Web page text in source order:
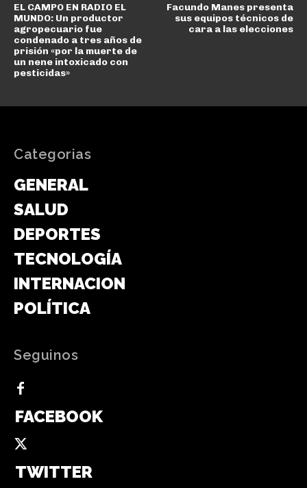
EL CAMPO EN RADIO EL
MUNDO: Un productor
agropecuario fue
condenado a tres años de
prisión «por la muerte de
un nene intoxicado con
pesticidas»
Facundo Manes presenta
sus equipos técnicos de
cara a las elecciones
Categorias
GENERAL
SALUD
DEPORTES
TECNOLOGÍA
INTERNACIONAL
POLÍTICA
Seguinos
FACEBOOK
TWITTER